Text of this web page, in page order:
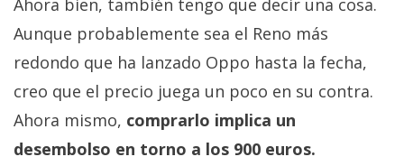
Ahora bien, también tengo que decir una cosa.
Aunque probablemente sea el Reno más
redondo que ha lanzado Oppo hasta la fecha,
creo que el precio juega un poco en su contra.
Ahora mismo, comprarlo implica un
desembolso en torno a los 900 euros.